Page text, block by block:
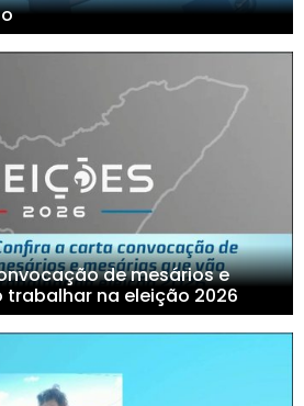
de mesários e
trabalhar na eleição 2026